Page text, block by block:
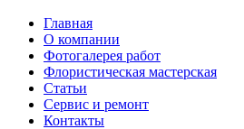
Главная
О компании
Фотогалерея работ
Флористическая мастерская
Статьи
Сервис и ремонт
Контакты